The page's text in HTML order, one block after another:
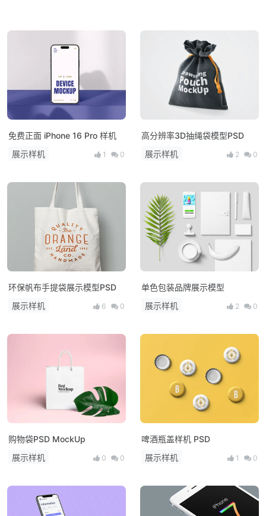
免费正面 iPhone 16 Pro 样机
展示样机
1 0
高分辨率3D抽绳袋模型PSD
展示样机
2 0
环保帆布手提袋展示模型PSD
展示样机
6 0
单色包装品牌展示模型
展示样机
2 0
购物袋PSD MockUp
展示样机
0 0
啤酒瓶盖样机 PSD
展示样机
1 0